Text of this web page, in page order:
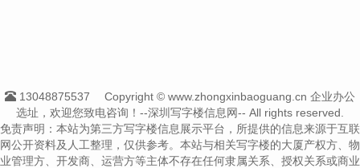
13048875537
Copyright © www.zhongxinbaoguang.cn 企业办公
选址，欢迎您致电咨询！--深圳写字楼信息网-- All rights reserved.
免责声明：本站为第三方写字楼信息展示平台，所提供的信息来源于互联
网公开资料及人工整理，仅供参考。本站与相关写字楼的大厦产权方、物
业管理方、开发商、运营方等主体不存在任何隶属关系、授权关系或商业